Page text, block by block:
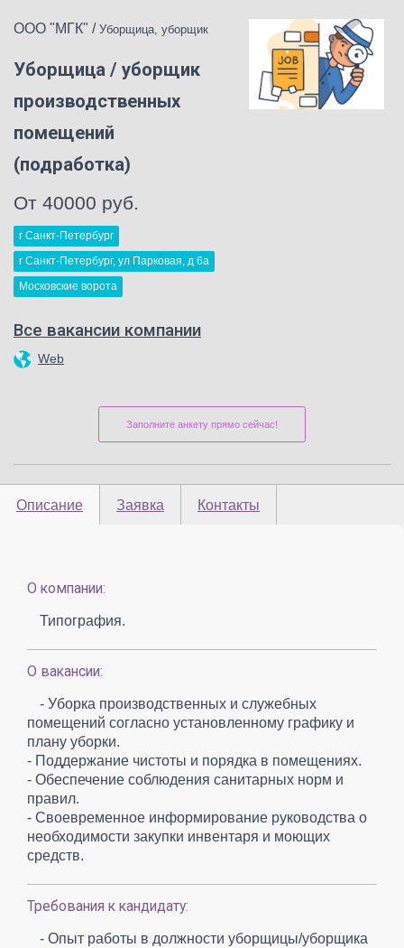
ООО "МГК" / Уборщица, уборщик
Уборщица / уборщик
производственных
помещений
(подработка)
От 40000 руб.
г Санкт-Петербург
г Санкт-Петербург, ул Парковая, д 6a
Московские ворота
Все вакансии компании
Web
Заполните анкету прямо сейчас!
Описание Заявка Контакты
О компании:
Типография.
О вакансии:
- Уборка производственных и служебных
помещений согласно установленному графику и
плану уборки.
- Поддержание чистоты и порядка в помещениях.
- Обеспечение соблюдения санитарных норм и
правил.
- Своевременное информирование руководства о
необходимости закупки инвентаря и моющих
средств.
Требования к кандидату:
- Опыт работы в должности уборщицы/уборщика